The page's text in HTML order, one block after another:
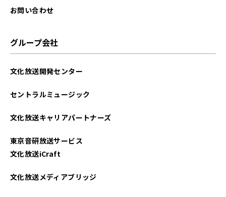
2025年04月
2024年11月
お問い合わせ
グループ会社
文化放送開発センター
セントラルミュージック
文化放送キャリアパートナーズ
東京音研放送サービス
文化放送iCraft
文化放送メディアブリッジ